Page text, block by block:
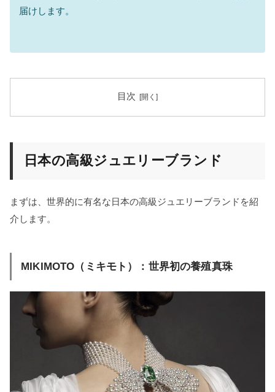
届けします。
目次
日本の高級ジュエリーブランド
まずは、世界的に有名な日本の高級ジュエリーブランドを紹
介します。
MIKIMOTO（ミキモト）：世界初の養殖真珠